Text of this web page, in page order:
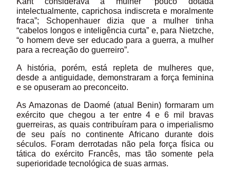
intelectualmente, caprichosa indiscreta e moralmente
fraca”; Schopenhauer dizia que a mulher tinha
“cabelos longos e inteligência curta” e, para Nietzche,
“o homem deve ser educado para a guerra, a mulher
para a recreação do guerreiro”.
A história, porém, está repleta de mulheres que,
desde a antiguidade, demonstraram a força feminina
e se opuseram ao preconceito.
As Amazonas de Daomé (atual Benin) formaram um
exército que chegou a ter entre 4 e 6 mil bravas
guerreiras, as quais contribuíram para o imperialismo
de seu país no continente Africano durante dois
séculos. Foram derrotadas não pela força física ou
tática do exército Francês, mas tão somente pela
superioridade tecnológica de suas armas.